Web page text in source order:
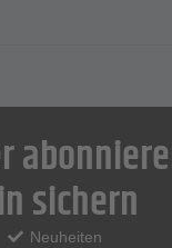
sichern
Neuheiten